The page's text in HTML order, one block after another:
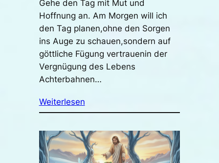
Gehe den Tag mit Mut und
Hoffnung an. Am Morgen will ich
den Tag planen,ohne den Sorgen
ins Auge zu schauen,sondern auf
göttliche Fügung vertrauenin der
Vergnügung des Lebens
Achterbahnen…
Weiterlesen